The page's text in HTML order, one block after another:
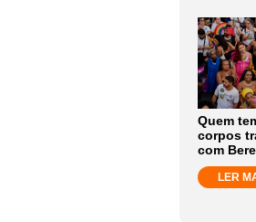
Quem
corpos
com
LER